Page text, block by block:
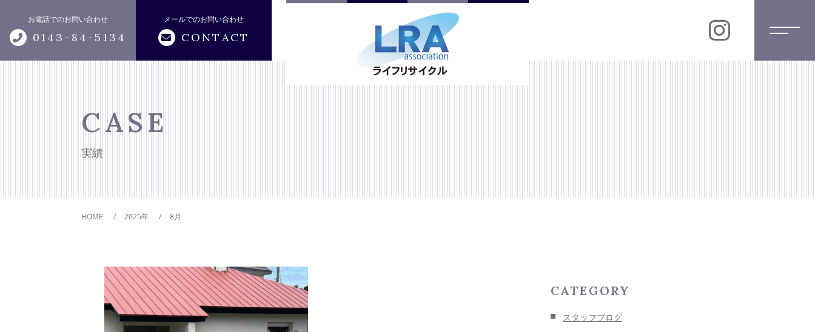
お電話でのお問い合わせ
0143-84-5134
メールでのお問い合わせ
CONTACT
トップページ
サービス紹介
現状復帰、リフォーム工事
代表挨拶
CASE
実績
HOME 2025年 8月
CATEGORY
スタッフブログ